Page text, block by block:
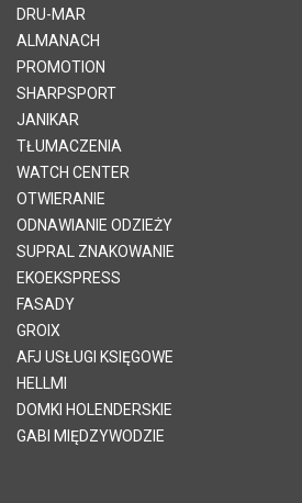
DRU-MAR
ALMANACH
PROMOTION
SHARPSPORT
JANIKAR
TŁUMACZENIA
WATCH CENTER
OTWIERANIE
ODNAWIANIE ODZIEŻY
SUPRAL ZNAKOWANIE
EKOEKSPRESS
FASADY
GROIX
AFJ USŁUGI KSIĘGOWE
HELLMI
DOMKI HOLENDERSKIE
GABI MIĘDZYWODZIE